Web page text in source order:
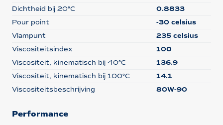
Dichtheid bij 20°C
0.8833
Pour point
-30 celsius
Vlampunt
235 celsius
Viscositeitsindex
100
Viscositeit, kinematisch bij 40°C
136.9
Viscositeit, kinematisch bij 100°C
14.1
Viscositeitsbeschrijving
80W-90
Performance